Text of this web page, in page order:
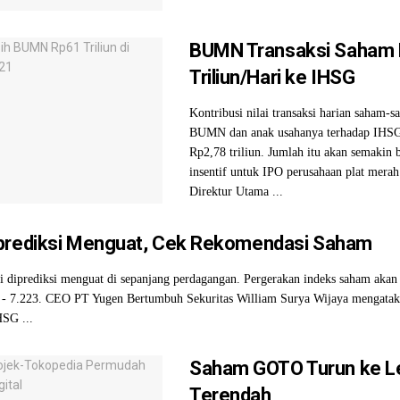
BUMN Transaksi Saham
Triliun/Hari ke IHSG
Kontribusi nilai transaksi harian saham-
BUMN dan anak usahanya terhadap
Rp2,78 triliun. Jumlah itu akan semakin
insentif untuk IPO perusahaan plat
Direktur Utama ...
Menguat, Cek Rekomendasi Saham
menguat di sepanjang perdagangan. Pergerakan indeks saham akan
7.223. CEO PT Yugen Bertumbuh Sekuritas William Surya Wijaya
...
Saham GOTO Turun ke
Terendah